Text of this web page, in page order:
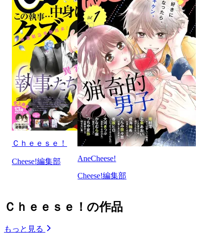
Ｃｈｅｅｓｅ！
Cheese!編集部 AneCheese!
Cheese!編集部
Ｃｈｅｅｓｅ！の作品
もっと見る